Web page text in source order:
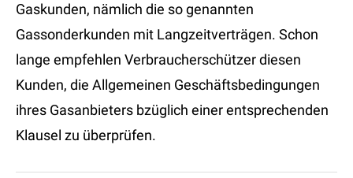
Gaskunden, nämlich die so genannten
Gassonderkunden mit Langzeitverträgen. Schon
lange empfehlen Verbraucherschützer diesen
Kunden, die Allgemeinen Geschäftsbedingungen
ihres Gasanbieters bzüglich einer entsprechenden
Klausel zu überprüfen.